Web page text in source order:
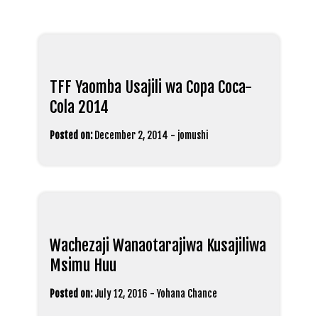
TFF Yaomba Usajili wa Copa Coca-
Cola 2014
Posted on: December 2, 2014 - jomushi
Wachezaji Wanaotarajiwa Kusajiliwa
Msimu Huu
Posted on: July 12, 2016 -Yohana Chance